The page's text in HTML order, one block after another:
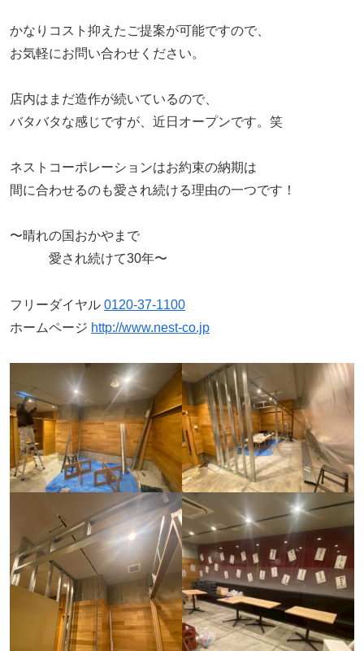
かなりコスト抑えたご提案が可能ですので、
お気軽にお問い合わせください。
店内はまだ造作が続いているので、
バタバタな感じですが、近日オープンです。笑
ネストコーポレーションはお約束の納期は
間に合わせるのも愛され続ける理由の一つです！
〜晴れの国おかやまで
愛され続けて30年〜
フリーダイヤル 0120-37-1100
ホームページ http://www.nest-co.jp